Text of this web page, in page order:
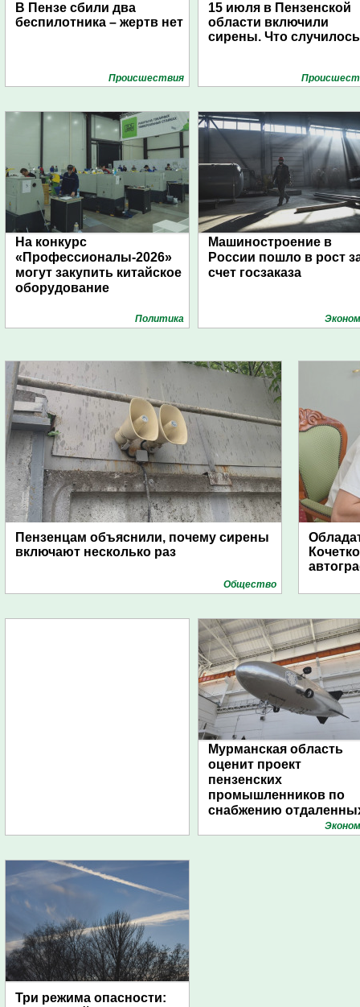
В Пензе сбили два
беспилотника – жертв нет
Проиcшествия
15 июля в Пензенской
области включили
сирены. Что
На конкурс
«Профессионалы-2026»
могут закупить китайское
оборудование
Политика
Машиностроение в
России пошло в рост
счет госзаказа
Пензенцам объяснили, почему сирены
включают несколько раз
Общество
Мурманская область
оценит проект
пензенских
промышленников по
снабжению
поселений с помощью
Три режима опасности: